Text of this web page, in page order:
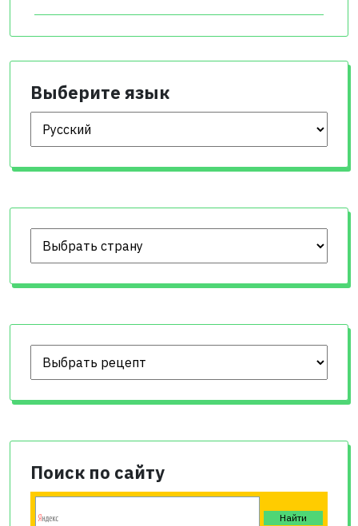
Выберите язык
Выберите язык
Поиск по сайту